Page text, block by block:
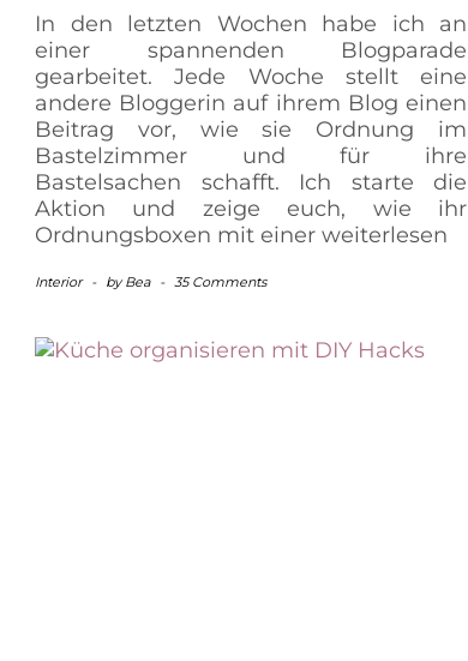
In den letzten Wochen habe ich an
einer spannenden Blogparade
gearbeitet. Jede Woche stellt eine
andere Bloggerin auf ihrem Blog einen
Beitrag vor, wie sie Ordnung im
Bastelzimmer und für ihre
Bastelsachen schafft. Ich starte die
Aktion und zeige euch, wie ihr
Ordnungsboxen mit einer weiterlesen
Interior - byBea - 35 Comments